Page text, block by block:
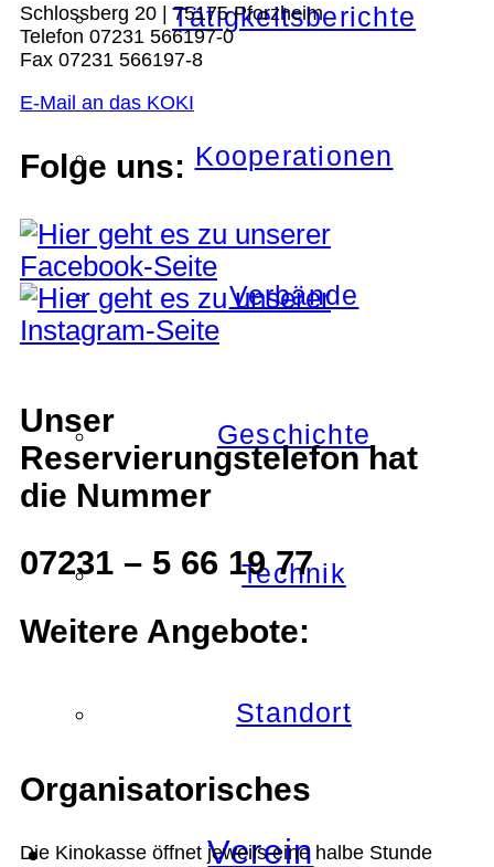
Tätigkeitsberichte
Kooperationen
Verbände
Geschichte
Technik
Standort
Verein
Schlossberg 20 | 75175 Pforzheim
Telefon 07231 566197-0
Fax 07231 566197-8
E-Mail an das KOKI
Folge uns:
Unser
Reservierungstelefon hat
die Nummer
07231 – 5 66 19 77
Weitere Angebote:
Organisatorisches
Die Kinokasse öffnet jeweils eine halbe Stunde